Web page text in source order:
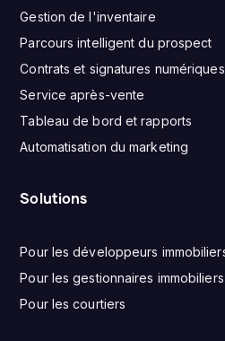
Gestion de l'inventaire
Parcours intelligent du prospect
Contrats et signatures numériques
Service après-vente
Tableau de bord et rapports
Automatisation du marketing
Solutions
Pour les développeurs
Pour les gestionnaires immobiliers
Pour les courtiers